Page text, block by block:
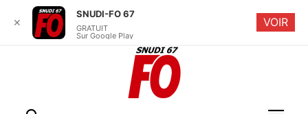
✕
SNUDI-FO 67
GRATUIT
Sur Google Play
VOIR